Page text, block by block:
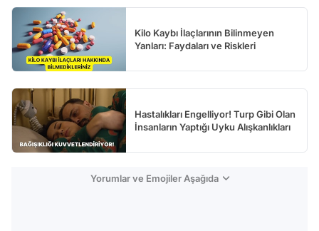
Kilo Kaybı İlaçlarının Bilinmeyen
Yanları: Faydaları ve Riskleri
Hastalıkları Engelliyor! Turp Gibi Olan
İnsanların Yaptığı Uyku Alışkanlıkları
Yorumlar ve Emojiler Aşağıda